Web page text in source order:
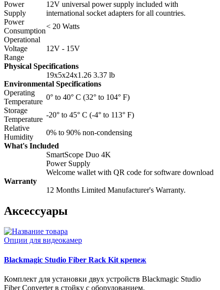
Power
Supply
12V universal power supply included with
international socket adapters for all countries.
Power
Consumption
< 20 Watts
Operational
Voltage
Range
12V - 15V
Physical Specifications
19х5х24х1.26 3.37 lb
Environmental Specifications
Operating
Temperature
0° to 40° C (32° to 104° F)
Storage
Temperature
-20° to 45° C (-4° to 113° F)
Relative
Humidity
0% to 90% non-condensing
What's Included
SmartScope Duo 4K
Power Supply
Welcome wallet with QR code for software download
Warranty
12 Months Limited Manufacturer's Warranty.
Аксессуары
Опции для видеокамер
Blackmagic Studio Fiber Rack Kit крепеж
Комплект для установки двух устройств Blackmagic Studio
Fiber Converter в стойку с оборудованием.